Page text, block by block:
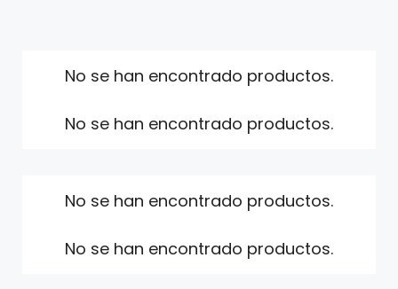
No se han encontrado productos.
No se han encontrado productos.
No se han encontrado productos.
No se han encontrado productos.